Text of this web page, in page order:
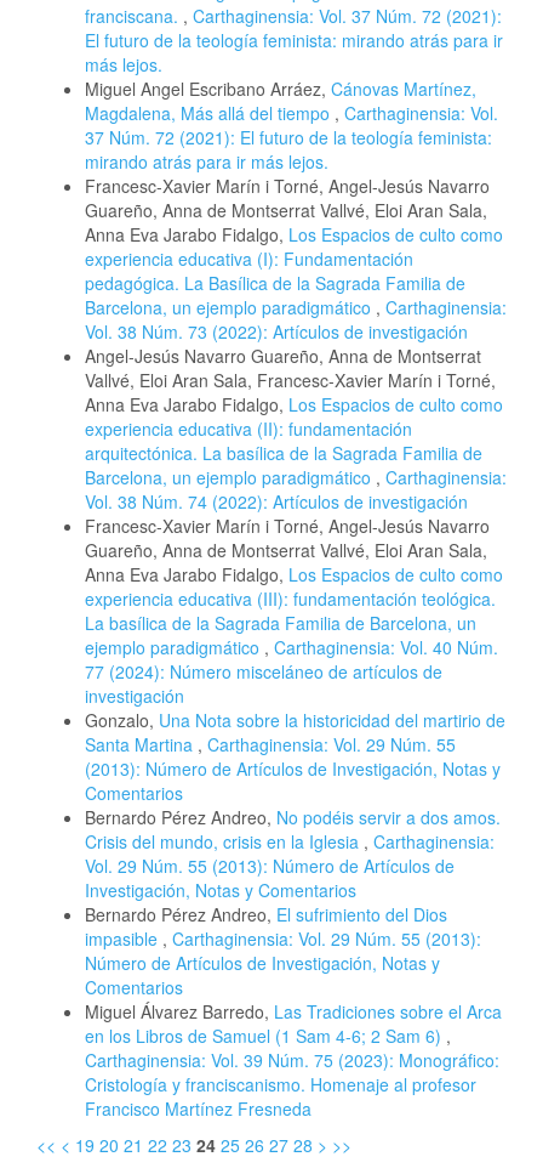
franciscana. , Carthaginensia: Vol. 37 Núm. 72 (2021):
El futuro de la teología feminista: mirando atrás para ir
más lejos.
Miguel Angel Escribano Arráez, Cánovas Martínez,
Magdalena, Más allá del tiempo , Carthaginensia: Vol.
37 Núm. 72 (2021): El futuro de la teología feminista:
mirando atrás para ir más lejos.
Francesc-Xavier Marín i Torné, Angel-Jesús Navarro
Guareño, Anna de Montserrat Vallvé, Eloi Aran Sala,
Anna Eva Jarabo Fidalgo, Los Espacios de culto como
experiencia educativa (I): Fundamentación
pedagógica. La Basílica de la Sagrada Familia de
Barcelona, un ejemplo paradigmático , Carthaginensia:
Vol. 38 Núm. 73 (2022): Artículos de investigación
Angel-Jesús Navarro Guareño, Anna de Montserrat
Vallvé, Eloi Aran Sala, Francesc-Xavier Marín i Torné,
Anna Eva Jarabo Fidalgo, Los Espacios de culto como
experiencia educativa (II): fundamentación
arquitectónica. La basílica de la Sagrada Familia de
Barcelona, un ejemplo paradigmático , Carthaginensia:
Vol. 38 Núm. 74 (2022): Artículos de investigación
Francesc-Xavier Marín i Torné, Angel-Jesús Navarro
Guareño, Anna de Montserrat Vallvé, Eloi Aran Sala,
Anna Eva Jarabo Fidalgo, Los Espacios de culto como
experiencia educativa (III): fundamentación teológica.
La basílica de la Sagrada Familia de Barcelona, un
ejemplo paradigmático , Carthaginensia: Vol. 40 Núm.
77 (2024): Número misceláneo de artículos de
investigación
Gonzalo, Una Nota sobre la historicidad del martirio de
Santa Martina , Carthaginensia: Vol. 29 Núm. 55
(2013): Número de Artículos de Investigación, Notas y
Comentarios
Bernardo Pérez Andreo, No podéis servir a dos amos.
Crisis del mundo, crisis en la Iglesia , Carthaginensia:
Vol. 29 Núm. 55 (2013): Número de Artículos de
Investigación, Notas y Comentarios
Bernardo Pérez Andreo, El sufrimiento del Dios
impasible , Carthaginensia: Vol. 29 Núm. 55 (2013):
Número de Artículos de Investigación, Notas y
Comentarios
Miguel Álvarez Barredo, Las Tradiciones sobre el Arca
en los Libros de Samuel (1 Sam 4-6; 2 Sam 6) ,
Carthaginensia: Vol. 39 Núm. 75 (2023): Monográfico:
Cristología y franciscanismo. Homenaje al profesor
Francisco Martínez Fresneda
<< < 19 20 21 22 23 24 25 26 27 28 > >>